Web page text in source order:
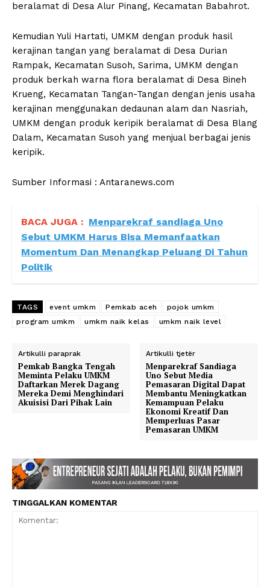
beralamat di Desa Alur Pinang, Kecamatan Babahrot.
Kemudian Yuli Hartati, UMKM dengan produk hasil
kerajinan tangan yang beralamat di Desa Durian
Rampak, Kecamatan Susoh, Sarima, UMKM dengan
produk berkah warna flora beralamat di Desa Bineh
Krueng, Kecamatan Tangan-Tangan dengan jenis usaha
kerajinan menggunakan dedaunan alam dan Nasriah,
UMKM dengan produk keripik beralamat di Desa Blang
Dalam, Kecamatan Susoh yang menjual berbagai jenis
keripik.
Sumber Informasi : Antaranews.com
BACA JUGA : Menparekraf sandiaga Uno
Sebut UMKM Harus Bisa Memanfaatkan
Momentum Dan Menangkap Peluang Di Tahun
Politik
TAGS event umkm Pemkab aceh
pojok umkm
program umkm
umkm naik kelas umkm naik level
Artikulli paraprak
Pemkab Bangka Tengah
Meminta Pelaku UMKM
Daftarkan Merek Dagang
Mereka Demi Menghindari
Akuisisi Dari Pihak Lain
Artikulli tjetër
Menparekraf Sandiaga
Uno Sebut Media
Pemasaran Digital Dapat
Membantu Meningkatkan
Kemampuan Pelaku
Ekonomi Kreatif Dan
Memperluas Pasar
Pemasaran UMKM
TINGGALKAN KOMENTAR